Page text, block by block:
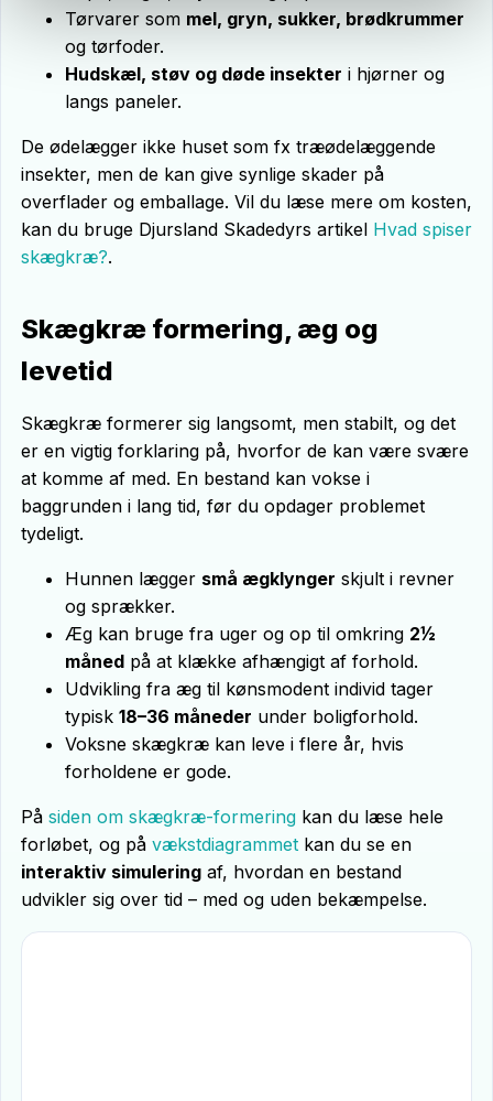
Tørvarer som mel, gryn, sukker, brødkrummer
og tørfoder.
Hudskæl, støv og døde insekter i hjørner og
langs paneler.
De ødelægger ikke huset som fx træødelæggende
insekter, men de kan give synlige skader på
overflader og emballage. Vil du læse mere om kosten,
kan du bruge Djursland Skadedyrs artikel Hvad spiser
skægkræ?.
Skægkræ formering, æg og
levetid
Skægkræ formerer sig langsomt, men stabilt, og det
er en vigtig forklaring på, hvorfor de kan være svære
at komme af med. En bestand kan vokse i
baggrunden i lang tid, før du opdager problemet
tydeligt.
Hunnen lægger små ægklynger skjult i revner
og sprækker.
Æg kan bruge fra uger og op til omkring 2½
måned på at klække afhængigt af forhold.
Udvikling fra æg til kønsmodent individ tager
typisk 18–36 måneder under boligforhold.
Voksne skægkræ kan leve i flere år, hvis
forholdene er gode.
På siden om skægkræ-formering kan du læse hele
forløbet, og på vækstdiagrammet kan du se en
interaktiv simulering af, hvordan en bestand
udvikler sig over tid – med og uden bekæmpelse.